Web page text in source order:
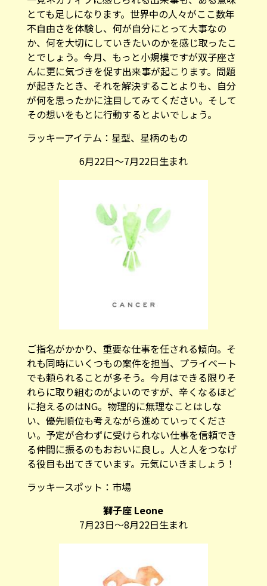
とても足しになります。世界中の人々がここ数年
不自由さを体験し、何が自分にとって大事なの
か、何を大切にしていきたいのかを感じ取ったこ
とでしょう。今月、もっと小規模ですが双子座さ
んに更に気づきを促す出来事が起こります。問題
が起きたとき、それを解決することよりも、自分
が何を思ったかに注目してみてください。そして
その想いをもとに行動するとよいでしょう。
ラッキーアイテム： 星型、星柄のもの
6月22日～7月22日生まれ
ご指名がかかり、重要な仕事を任される傾向。そ
れも同時にいくつもの案件を担当、プライベート
でも頼られることが多そう。今月はできる限りそ
れらに取り組むのがよいのですが、辛くなるほど
に抱えるのはNG。物理的に無理なことはしな
い、優先順位も考えながら進めていってくださ
い。予定が合わずに受けられない仕事を信頼でき
る仲間に振るのもおおいに良し。人と人をつなげ
る役目も出てきています。元気にいきましょう！
ラッキースポット： 市場
獅子座 Leone
7月23日～8月22日生まれ